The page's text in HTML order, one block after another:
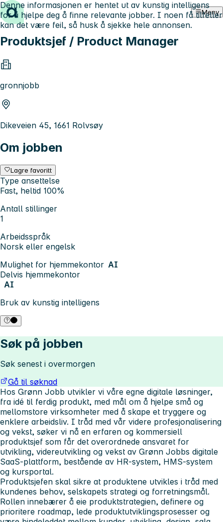
Hopp til innhold Meny
Produktsjef / Product Manager
gronnjobb
Dikeveien 45, 1661 Rolvsøy
Om jobben
Lagre favoritt
Type ansettelse
Fast, heltid 100%
Antall stillinger
1
Arbeidsspråk
Norsk eller engelsk
Mulighet for hjemmekontor AI
Delvis hjemmekontor
AI
Bruk av kunstig intelligens
Denne informasjonen er hentet ut av kunstig intelligens
for å hjelpe deg å finne relevante jobber. I noen få tilfeller
kan det være feil, så husk å sjekke hele annonsen.
Søk på jobben
Søk senest i overmorgen
Gå til søknad
Hos Grønn Jobb utvikler vi våre egne digitale løsninger,
fra idé til ferdig produkt, med mål om å hjelpe små og
mellomstore virksomheter med å skape et tryggere og
enklere arbeidsliv. I tråd med vår videre profesjonalisering
og vekst, søker vi nå en erfaren og kommersiell
produktsjef som får det overordnede ansvaret for
utvikling, videreutvikling og vekst av Grønn Jobbs digitale
SaaS-plattform, bestående av HR-system, HMS-system
og kursportal.
Produktsjefen skal sikre at produktene utvikles i tråd med
kundenes behov, selskapets strategi og forretningsmål.
Rollen innebærer å eie produktstrategien, definere og
prioritere roadmap, lede produktutviklingsprosesser og